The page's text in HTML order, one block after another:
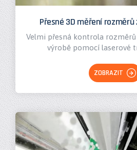
Přesné 3D měření rozměrů
Velmi přesná kontrola
výrobě pomocí laserové
ZOBRAZIT